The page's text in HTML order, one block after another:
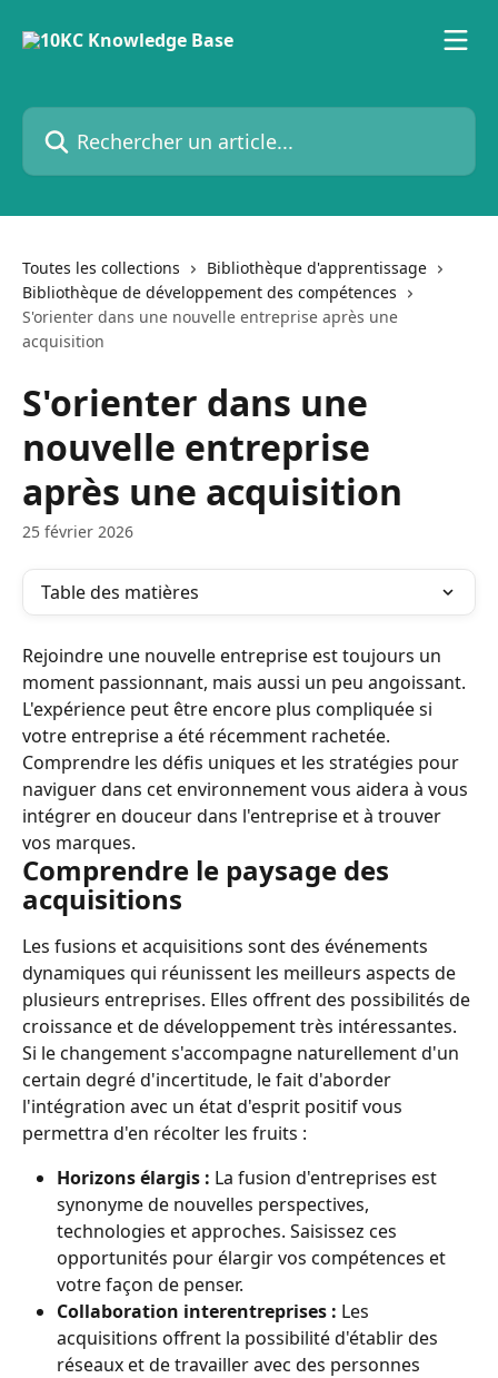
Rechercher un article...
Toutes les collections
Bibliothèque d'apprentissage
Bibliothèque de développement des compétences
S'orienter dans une nouvelle entreprise après une
acquisition
S'orienter dans une
nouvelle entreprise
après une acquisition
25 février 2026
Table des matières
Rejoindre une nouvelle entreprise est toujours un
moment passionnant, mais aussi un peu angoissant.
L'expérience peut être encore plus compliquée si
votre entreprise a été récemment rachetée.
Comprendre les défis uniques et les stratégies pour
naviguer dans cet environnement vous aidera à vous
intégrer en douceur dans l'entreprise et à trouver
vos marques.
Comprendre le paysage des
acquisitions
Les fusions et acquisitions sont des événements
dynamiques qui réunissent les meilleurs aspects de
plusieurs entreprises. Elles offrent des possibilités de
croissance et de développement très intéressantes.
Si le changement s'accompagne naturellement d'un
certain degré d'incertitude, le fait d'aborder
l'intégration avec un état d'esprit positif vous
permettra d'en récolter les fruits :
Horizons élargis : La fusion d'entreprises est
synonyme de nouvelles perspectives,
technologies et approches. Saisissez ces
opportunités pour élargir vos compétences et
votre façon de penser.
Collaboration interentreprises : Les
acquisitions offrent la possibilité d'établir des
réseaux et de travailler avec des personnes